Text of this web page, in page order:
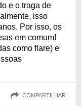
e o traga de
isso
Por isso, os
em comum!
como flare) e
COMPARTILHAR